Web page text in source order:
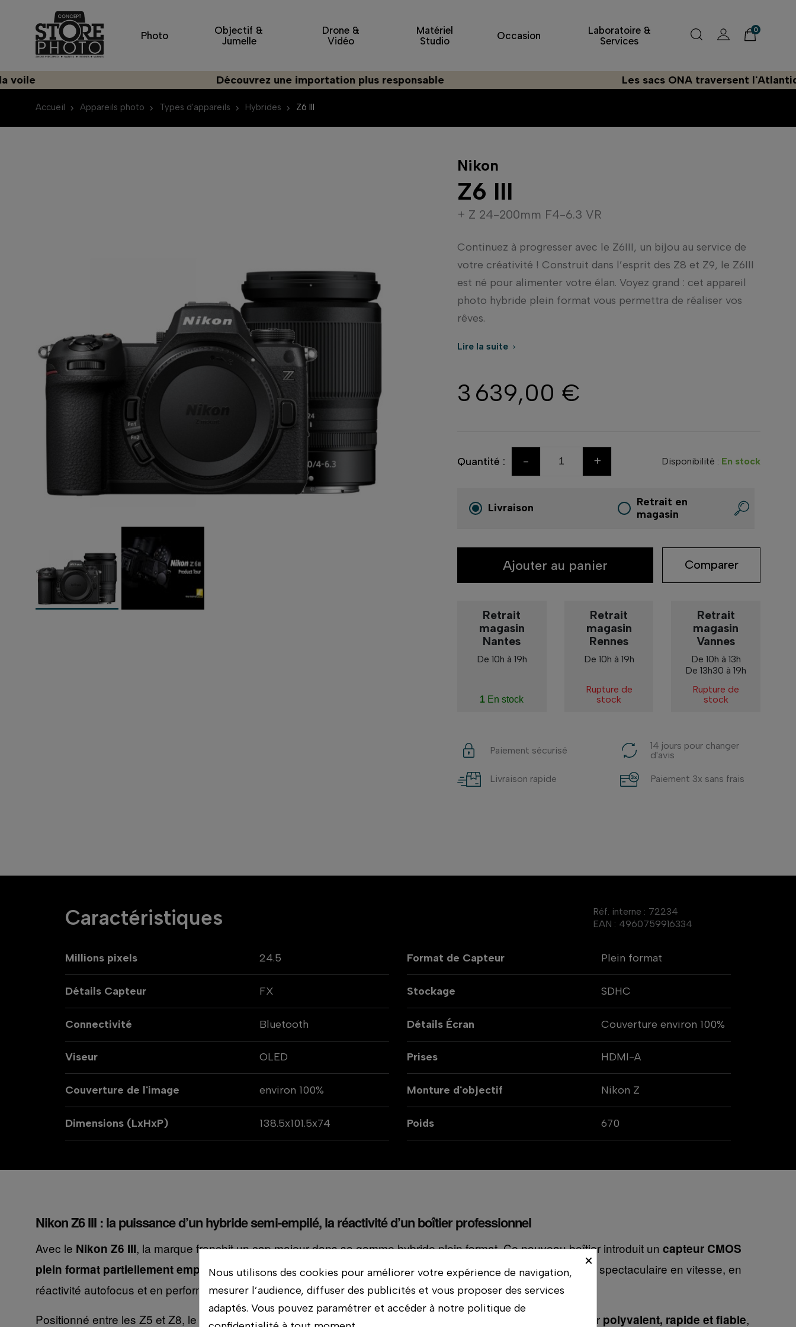
Photo
Objectif &
Jumelle
Drone &
Vidéo
Matériel
Studio
Occasion
Laboratoire &
Services
0
Découvrez une importation plus responsable Les sacs ONA traversent l'Atlantique à la
Accueil Appareils photo Types d'appareils Hybrides Z6 III
Nikon
Z6 III
+ Z 24-200mm F4-6.3 VR
Continuez à progresser avec le Z6III, un bijou au service de
votre créativité ! Construit dans l’esprit des Z8 et Z9, le Z6III
est né pour alimenter votre élan. Voyez grand : cet appareil
photo hybride plein format vous permettra de réaliser vos
rêves.
Lire la suite 
3 639,00 €
Quantité : - + Disponibilité : En stock
Livraison
Retrait en
magasin
Ajouter au panier Comparer
Retrait
magasin
Nantes
De 10h à 19h
1 En stock
Retrait
magasin
Rennes
De 10h à 19h
Rupture de
stock
Retrait
magasin
Vannes
De 10h à 13h
De 13h30 à 19h
Rupture de
stock
Paiement sécurisé
14 jours pour changer
d'avis
Livraison rapide Paiement 3x sans frais
Caractéristiques Réf. interne : 72234
EAN : 4960759916334
Millions pixels 24.5 Format de Capteur Plein format
Détails Capteur FX Stockage SDHC
Connectivité Bluetooth Détails Écran Couverture environ 100%
Viseur OLED Prises HDMI-A
Couverture de l'image environ 100% Monture d'objectif Nikon Z
Dimensions (LxHxP) 138.5x101.5x74 Poids 670
Nikon Z6 III : la puissance d’un hybride semi-empilé, la réactivité d’un boîtier professionnel
Avec le Nikon Z6 III, la marque franchit un cap majeur dans sa gamme hybride plein format. Ce nouveau boîtier introduit un capteur CMOS
plein format partiellement empilé de 24,5 mégapixels, associé au processeurEXPEED 7, pour offrir un gain spectaculaire en vitesse, en
réactivité autofocus et en performances vidéo.
Positionné entre les Z5 et Z8, le Z6 III s’adresse aux photographes et vidéastes exigeants qui veulent un boîtier polyvalent, rapide et fiable,
×
Nous utilisons des cookies pour améliorer votre expérience de navigation,
mesurer l’audience, diffuser des publicités et vous proposer des services
adaptés. Vous pouvez paramétrer et accéder à notre politique de